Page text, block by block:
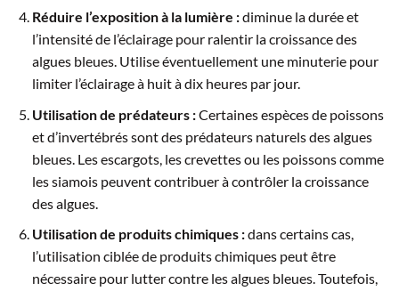
Réduire l’exposition à la lumière :diminue la durée et
l’intensité de l’éclairage pour ralentir la croissance des
algues bleues. Utilise éventuellement une minuterie pour
limiter l’éclairage à huit à dix heures par jour.
Utilisation de prédateurs :Certaines espèces de poissons
et d’invertébrés sont des prédateurs naturels des algues
bleues. Les escargots, les crevettes ou les poissons comme
les siamois peuvent contribuer à contrôler la croissance
des algues.
Utilisation de produits chimiques :dans certains cas,
l’utilisation ciblée de produits chimiques peut être
nécessaire pour lutter contre les algues bleues. Toutefois,